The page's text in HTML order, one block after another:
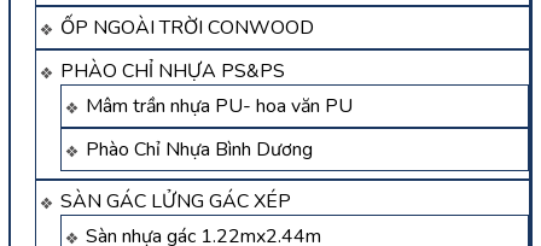
ỐP NGOÀI TRỜI CONWOOD
PHÀO CHỈ NHỰA PS&PS
Mâm trần nhựa PU- hoa văn PU
Phào Chỉ Nhựa Bình Dương
SÀN GÁC LỬNG GÁC XÉP
Sàn nhựa gác 1.22mx2.44m